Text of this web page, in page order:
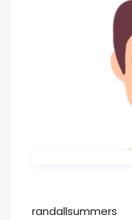
randallsummers